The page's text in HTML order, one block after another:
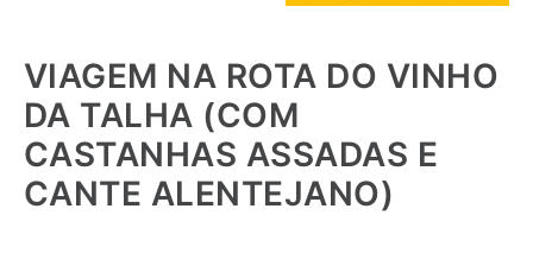
VIAGEM NA ROTA DO VINHO
DA TALHA (COM
CASTANHAS ASSADAS E
CANTE ALENTEJANO)